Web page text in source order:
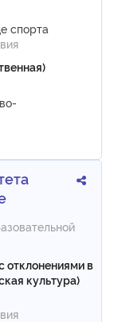
спорта
отклонениями в
культура)